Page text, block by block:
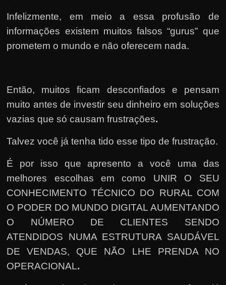
Infelizmente, em meio a essa profusão de
informações existem muitos falsos “gurus” que
prometem o mundo e não oferecem nada.
Então, muitos ficam desconfiados e pensam
muito antes de investir seu dinheiro em soluções
vazias que só causam frustrações.
Talvez você já tenha tido esse tipo de frustração.
É por isso que apresento a você uma das
melhores escolhas em como UNIR O SEU
CONHECIMENTO TÉCNICO DO RURAL COM
O PODER DO MUNDO DIGITAL AUMENTANDO
O NÚMERO DE CLIENTES SENDO
ATENDIDOS NUMA ESTRUTURA SAUDÁVEL
DE VENDAS, QUE NÃO LHE PRENDA NO
OPERACIONAL.